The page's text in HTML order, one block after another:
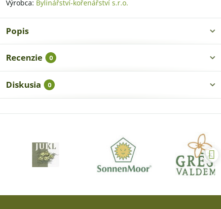
Výrobca: Bylinářství-kořenářství s.r.o.
Popis
Recenzie 0
Diskusia 0